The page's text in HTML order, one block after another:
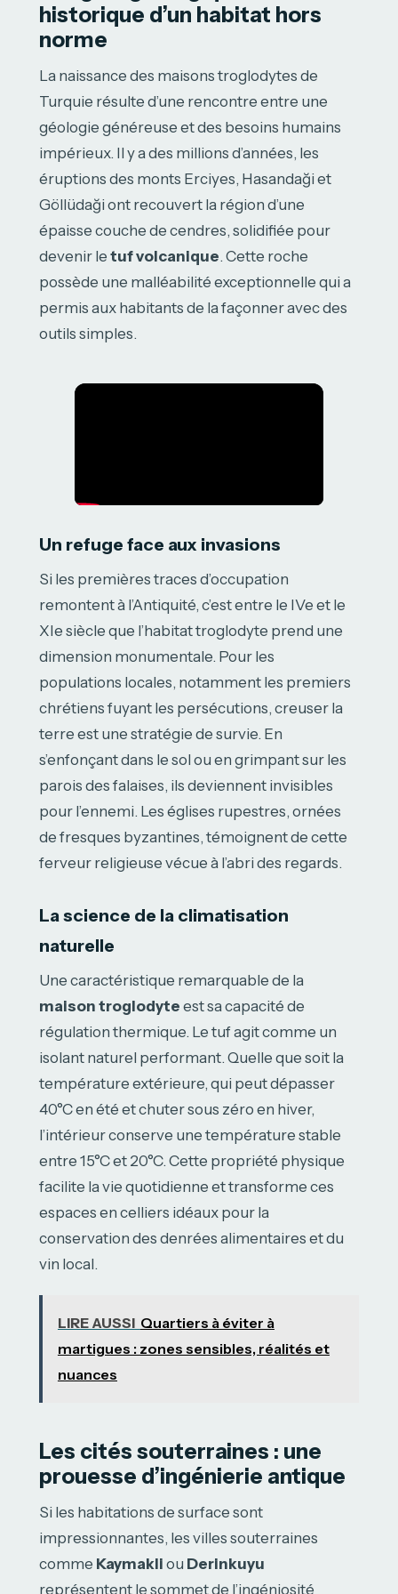
historique d’un habitat hors
norme
La naissance des maisons troglodytes de
Turquie résulte d’une rencontre entre une
géologie généreuse et des besoins humains
impérieux. Il y a des millions d’années, les
éruptions des monts Erciyes, Hasandaği et
Göllüdaği ont recouvert la région d’une
épaisse couche de cendres, solidifiée pour
devenir le tuf volcanique. Cette roche
possède une malléabilité exceptionnelle qui a
permis aux habitants de la façonner avec des
outils simples.
Un refuge face aux invasions
Si les premières traces d’occupation
remontent à l’Antiquité, c’est entre le IVe et le
XIe siècle que l’habitat troglodyte prend une
dimension monumentale. Pour les
populations locales, notamment les premiers
chrétiens fuyant les persécutions, creuser la
terre est une stratégie de survie. En
s’enfonçant dans le sol ou en grimpant sur les
parois des falaises, ils deviennent invisibles
pour l’ennemi. Les églises rupestres, ornées
de fresques byzantines, témoignent de cette
ferveur religieuse vécue à l’abri des regards.
La science de la climatisation
naturelle
Une caractéristique remarquable de la
maison troglodyte est sa capacité de
régulation thermique. Le tuf agit comme un
isolant naturel performant. Quelle que soit la
température extérieure, qui peut dépasser
40°C en été et chuter sous zéro en hiver,
l’intérieur conserve une température stable
entre 15°C et 20°C. Cette propriété physique
facilite la vie quotidienne et transforme ces
espaces en celliers idéaux pour la
conservation des denrées alimentaires et du
vin local.
LIRE AUSSI Quartiers à éviter à
martigues : zones sensibles, réalités et
nuances
Les cités souterraines : une
prouesse d’ingénierie antique
Si les habitations de surface sont
impressionnantes, les villes souterraines
comme Kaymakli ou Derinkuyu
représentent le sommet de l’ingéniosité